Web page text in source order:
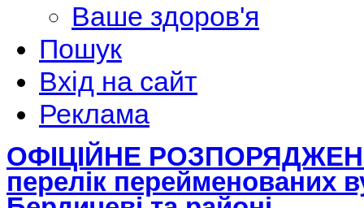
Ваше здоров'я
Пошук
Вхід на сайт
Реклама
ОФІЦІЙНЕ
перелік перейменованих